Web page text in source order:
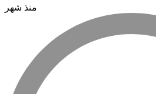
منذ شهر